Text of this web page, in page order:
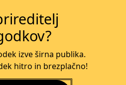
izve širna publika.
hitro in brezplačno!